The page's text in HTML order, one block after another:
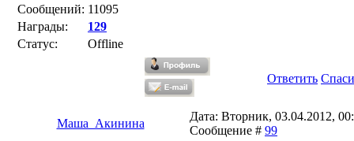
Сообщений: 11095
Награды:
129
Статус:
Offline
Ответить
Маша_Акинина
Дата: Вторник, 03.04.2012,
Сообщение # 99